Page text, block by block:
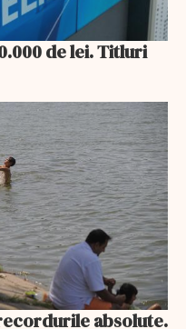
de lei. Titluri
absolute.